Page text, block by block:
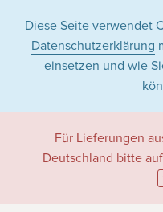
Diese Seite verwendet
Datenschutzerklärung
einsetzen und wie
Für Lieferungen
Deutschland bitte auf